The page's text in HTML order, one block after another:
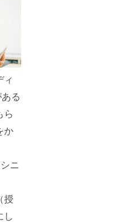
ィ
る
ら
か
ニ
授
し